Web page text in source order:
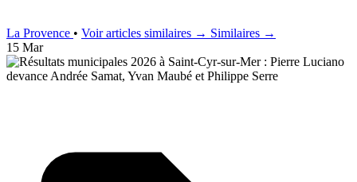
La Provence • Voir articles similaires → Similaires →
15 Mar